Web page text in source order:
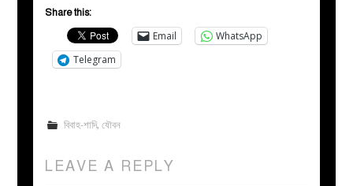
Share this:
Email
WhatsApp
Telegram
বিবাহ-শাদি, যৌবন
LEAVE A REPLY